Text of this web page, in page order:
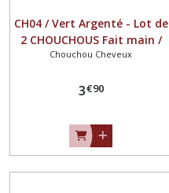
CH04 / Vert Argenté - Lot de
2 CHOUCHOUS Fait main /
LAINE FANTAISIE CROCHET /
de cheval
Chouchou Cheveux
3€90